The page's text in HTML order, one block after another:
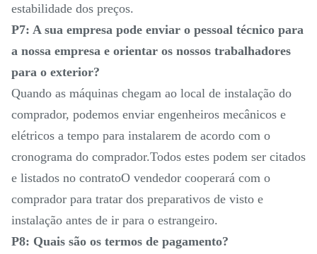
estabilidade dos preços.
P7: A sua empresa pode enviar o pessoal técnico para
a nossa empresa e orientar os nossos trabalhadores
para o exterior?
Quando as máquinas chegam ao local de instalação do
comprador, podemos enviar engenheiros mecânicos e
elétricos a tempo para instalarem de acordo com o
cronograma do comprador.Todos estes podem ser citados
e listados no contratoO vendedor cooperará com o
comprador para tratar dos preparativos de visto e
instalação antes de ir para o estrangeiro.
P8: Quais são os termos de pagamento?